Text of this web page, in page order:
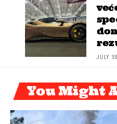
JULY
You Might